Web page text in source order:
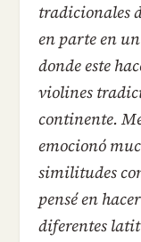
tradicionales
en parte en
donde este
violines
continente.
emocionó
similitudes
pensé en
diferentes